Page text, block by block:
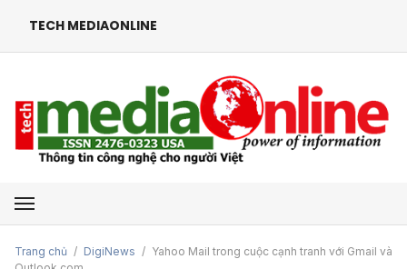
TECH MEDIAONLINE
Mở menu
Trang chủ / DigiNews / Yahoo Mail trong cuộc cạnh tranh với Gmail và